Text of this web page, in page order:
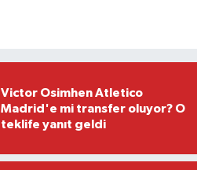
Victor Osimhen Atletico
Madrid'e mi transfer oluyor? O
teklife yanıt geldi